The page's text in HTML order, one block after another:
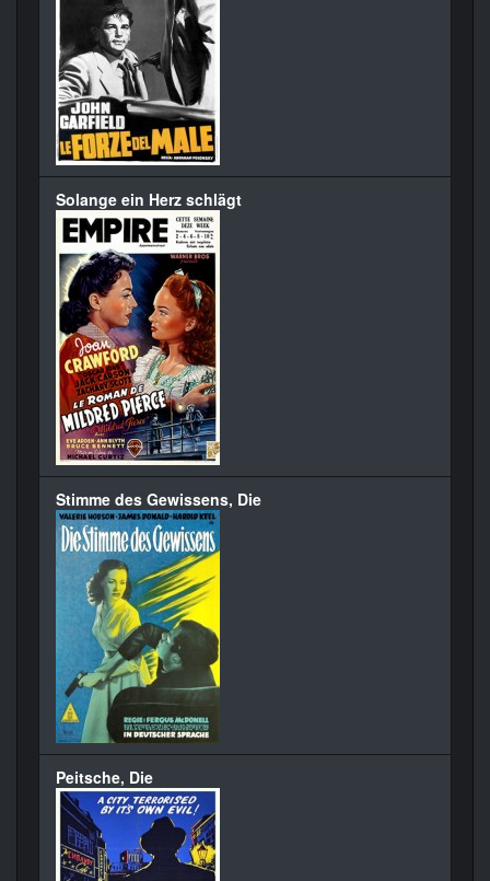
Solange ein Herz schlägt
Stimme des Gewissens, Die
Peitsche, Die